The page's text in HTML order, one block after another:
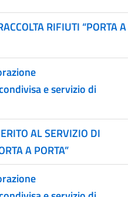
RIFIUTI “PORTA A
e servizio di
AL SERVIZIO DI
A PORTA”